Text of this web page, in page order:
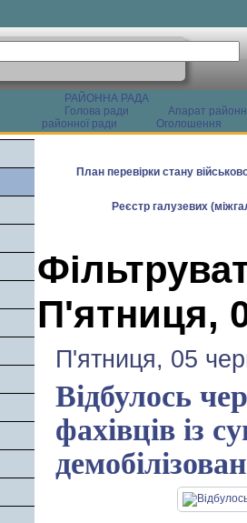
РАЙОННА РАДА
Голова ради
Апарат
районної ради
Оголошення
План перевірки стану
Реєстр галузевих
П'ятниця,
П'ятниця, 05
Відбулось
фахівців із